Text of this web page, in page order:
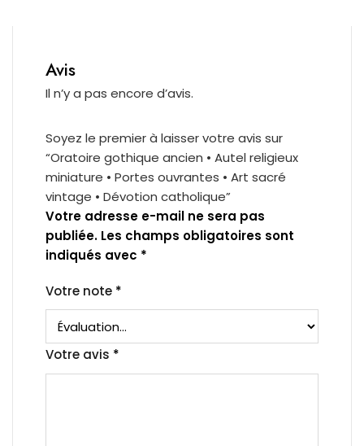
Avis
Il n’y a pas encore d’avis.
Soyez le premier à laisser votre avis sur
“Oratoire gothique ancien • Autel religieux
miniature • Portes ouvrantes • Art sacré
vintage • Dévotion catholique”
Votre adresse e-mail ne sera pas
publiée. Les champs obligatoires sont
indiqués avec *
Votre note *
Votre avis *